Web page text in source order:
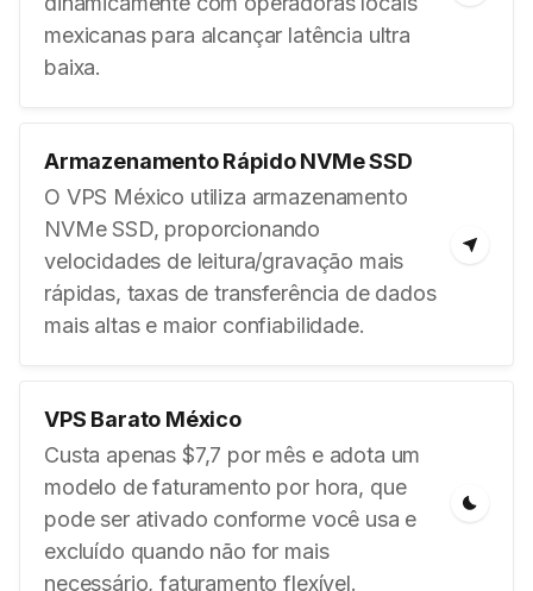
mexicanas para alcançar latência ultra
baixa.
Armazenamento Rápido NVMe SSD
O VPS México utiliza armazenamento
NVMe SSD, proporcionando
velocidades de leitura/gravação mais
rápidas, taxas de transferência de dados
mais altas e maior confiabilidade.
VPS Barato México
Custa apenas $7,7 por mês e adota um
modelo de faturamento por hora, que
pode ser ativado conforme você usa e
excluído quando não for mais
necessário, faturamento flexível.